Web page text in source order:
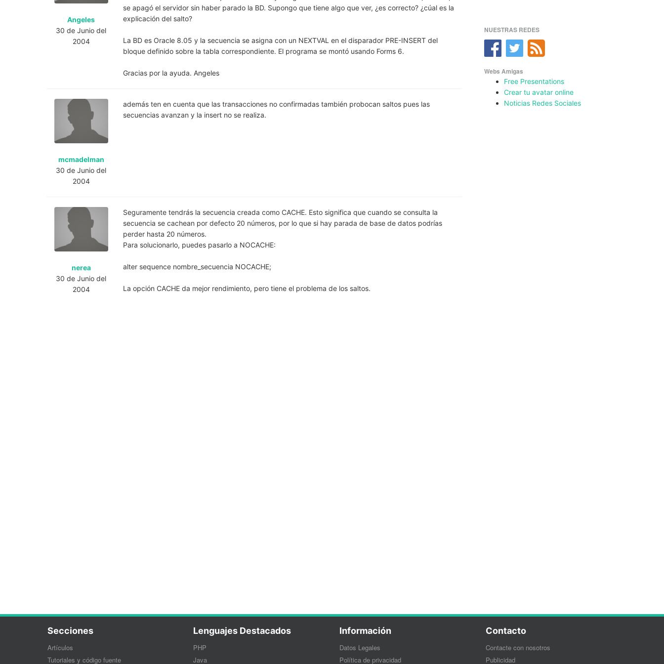
Angeles
30 de Junio del
2004
se apagó el servidor sin haber parado la BD. Supongo que tiene algo que ver, ¿es correcto? ¿cúal es la
explicación del salto?
La BD es Oracle 8.05 y la secuencia se asigna con un NEXTVAL en el disparador PRE-INSERT del
bloque definido sobre la tabla correspondiente. El programa se montó usando Forms 6.
Gracias por la ayuda. Angeles
mcmadelman
30 de Junio del
2004
además ten en cuenta que las transacciones no confirmadas también probocan saltos pues las
secuencias avanzan y la insert no se realiza.
nerea
30 de Junio del
2004
Seguramente tendrás la secuencia creada como CACHE. Esto significa que cuando se consulta la
secuencia se cachean por defecto 20 números, por lo que si hay parada de base de datos podrías
perder hasta 20 números.
Para solucionarlo, puedes pasarlo a NOCACHE:
alter sequence nombre_secuencia NOCACHE;
La opción CACHE da mejor rendimiento, pero tiene el problema de los saltos.
NUESTRAS REDES
Webs Amigas
Free Presentations
Crear tu avatar online
Noticias Redes Sociales
Secciones
Artículos
Tutoriales y código fuente
Lenguajes Destacados
PHP
Java
Información
Datos Legales
Política de privacidad
Contacto
Contacte con nosotros
Publicidad